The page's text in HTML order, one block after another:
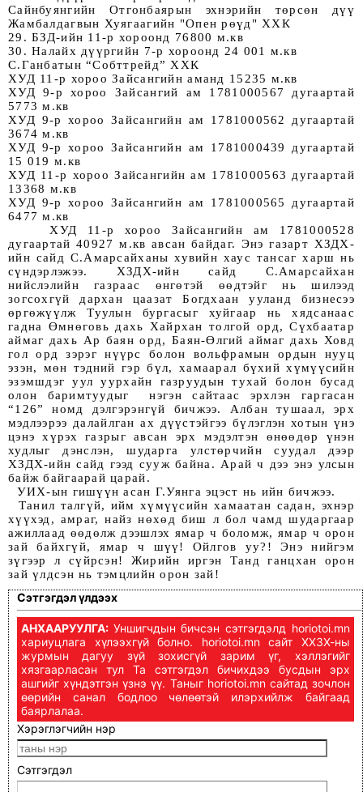
Сайнбуянгийн Отгонбаярын эхнэрийн төрсөн дүү
Жамбалдагвын Хуягаагийн "Опен рөүд" ХХК
29. БЗД-ийн 11-р хороонд 76800 м.кв
30. Налайх дүүргийн 7-р хороонд 24 001 м.кв
С.Ганбатын “Собттрейд” ХХК
ХУД 11-р хороо Зайсангийн аманд 15235 м.кв
ХУД 9-р хороо Зайсангий ам 1781000567 дугаартай
5773 м.кв
ХУД 9-р хороо Зайсангийн ам 1781000562 дугаартай
3674 м.кв
ХУД 9-р хороо Зайсангийн ам 1781000439 дугаартай
15 019 м.кв
ХУД 11-р хороо Зайсангийн ам 1781000563 дугаартай
13368 м.кв
ХУД 9-р хороо Зайсангийн ам 1781000565 дугаартай
6477 м.кв
дугаартай 40927 м.кв авсан байдаг. Энэ газарт ХЗДХ-
ийн сайд С.Амарсайханы хувийн хаус тансаг харш нь
сүндэрлэжээ. ХЗДХ-ийн сайд С.Амарсайхан
нийслэлийн газраас өнгөтэй өөдтэйг нь шилээд
зогсохгүй дархан цаазат Богдхаан ууланд бизнесээ
өргөжүүлж Туулын бургасыг хуйгаар нь хядсанаас
гадна Өмнөговь дахь Хайрхан толгой орд, Сүхбаатар
аймаг дахь Ар баян орд, Баян-Өлгий аймаг дахь Ховд
гол орд зэрэг нүүрс болон вольфрамын ордын нууц
эзэн, мөн тэдний гэр бүл, хамаарал бүхий хүмүүсийн
эзэмшдэг уул уурхайн газруудын тухай болон бусад
олон баримтуудыг  нэгэн сайтаас эрхлэн гаргасан
“126” номд дэлгэрэнгүй бичжээ. Албан тушаал, эрх
мэдлээрээ далайлган ах дүүстэйгээ бүлэглэн хотын үнэ
цэнэ хүрэх газрыг авсан эрх мэдэлтэн өнөөдөр үнэн
худлыг дэнслэн, шударга улстөрчийн суудал дээр
ХЗДХ-ийн сайд гээд сууж байна. Арай ч дээ энэ улсын
байж байгаарай царай.
  УИХ-ын гишүүн асан Г.Уянга эцэст нь ийн бичжээ.
хүүхэд, амраг, найз нөхөд биш л бол чамд шударгаар
ажиллаад өөдөлж дээшлэх ямар ч боломж, ямар ч орон
зай байхгүй, ямар ч шүү! Ойлгов уу?! Энэ нийгэм
зүгээр л сүйрсэн! Жирийн иргэн Танд ганцхан орон
зай үлдсэн нь тэмцлийн орон зай!
Сэтгэгдэл үлдээх
АНХААРУУЛГА: Уншигчдын бичсэн сэтгэгдэлд horiotoi.mn
хариуцлага хүлээхгүй болно. horiotoi.mn сайт ХХЗХ-ны
журмын дагуу зүй зохисгүй зарим үг, хэллэгийг
хязгаарласан тул Та сэтгэгдэл бичихдээ бусдын эрх
ашгийг хүндэтгэн үзнэ үү. Таныг horiotoi.mn сайтад зочлон
өөрийн санал бодлоо чөлөөтэй илэрхийлж байгаад
баярлалаа.
Хэрэглэгчийн нэр
Сэтгэгдэл